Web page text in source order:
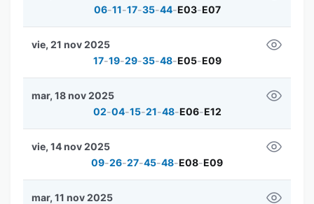
06-11-17-35-44-E03-E07
17-19-29-35-48-E05-E09
vie, 21 nov 2025
02-04-15-21-48-E06-E12
mar, 18 nov 2025
09-26-27-45-48-E08-E09
vie, 14 nov 2025
mar, 11 nov 2025